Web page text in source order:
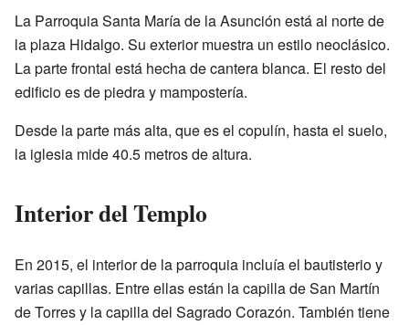
La Parroquia Santa María de la Asunción está al norte de
la plaza Hidalgo. Su exterior muestra un estilo neoclásico.
La parte frontal está hecha de cantera blanca. El resto del
edificio es de piedra y mampostería.
Desde la parte más alta, que es el copulín, hasta el suelo,
la iglesia mide 40.5 metros de altura.
Interior del Templo
En 2015, el interior de la parroquia incluía el bautisterio y
varias capillas. Entre ellas están la capilla de San Martín
de Torres y la capilla del Sagrado Corazón. También tiene